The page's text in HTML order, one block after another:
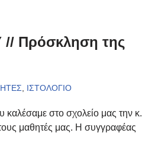
Πρόσκληση της
ΙΣΤΟΛΟΓΙΟ
στο σχολείο μας την κ.
μαθητές μας. Η συγγραφέας